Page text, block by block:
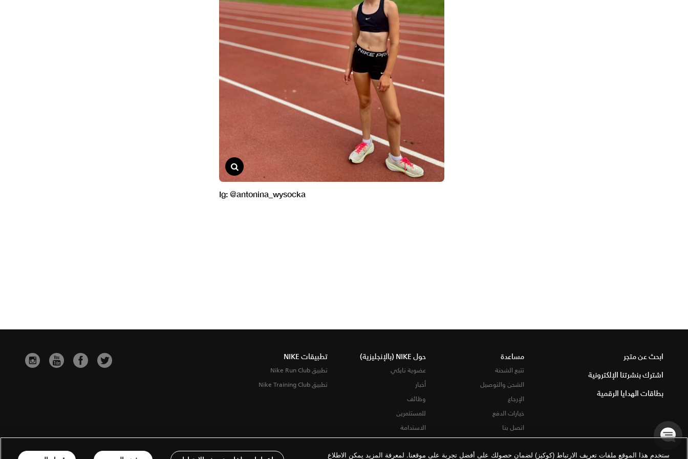
ابحث عن متجر
اشترك بنشرتنا الإلكترونية
بطاقات الهدايا الرقمية
مساعدة
تتبع الشحنة
الشحن والتوصيل
الإرجاع
خيارات الدفع
اتصل بنا
حول NIKE (بالإنجليزية)
عضوية نايكي
أخبار
وظائف
للمستثمرين
الاستدامة
تطبيقات NIKE
تطبيق Nike Run Club
تطبيق Nike Training Club
ستخدم هذا الموقع ملفات تعريف الارتباط (كوكيز) لضمان حصولك على أفضل تجربة على موقعنا. لمعرفة المزيد يمكن الاطلاع